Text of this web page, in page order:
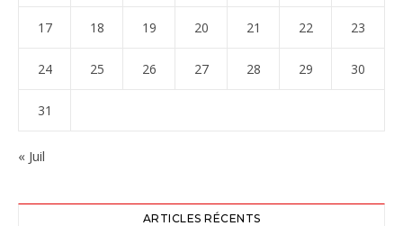
17 18 19 20 21 22 23
24 25 26 27 28 29 30
31
« Juil
ARTICLES RÉCENTS